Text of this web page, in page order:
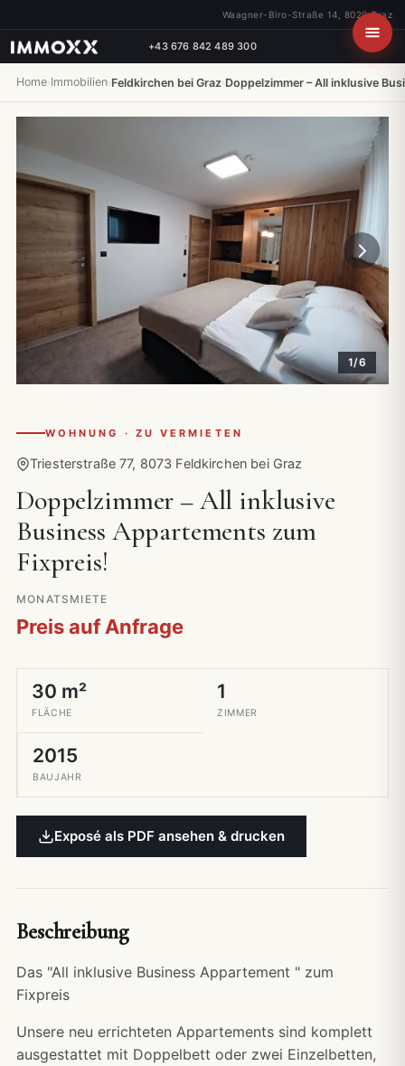
Waagner-Biro-Straße 14, 8020 Graz
+43 676 842 489 300
Home›Immobilien›Feldkirchen bei Graz›Doppelzimmer – All inklusive
1/6
WOHNUNG · ZU VERMIETEN
Triesterstraße 77, 8073 Feldkirchen bei Graz
Doppelzimmer – All inklusive
Business Appartements zum
Fixpreis!
MONATSMIETE
Preis auf Anfrage
30 m²
FLÄCHE
1
ZIMMER
2015
BAUJAHR
Exposé als PDF ansehen & drucken
Beschreibung
Das "All inklusive Business Appartement " zum
Fixpreis
Unsere neu errichteten Appartements sind komplett
ausgestattet mit Doppelbett oder zwei Einzelbetten,